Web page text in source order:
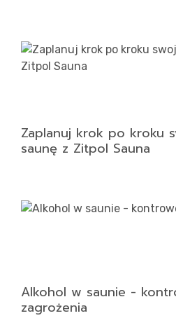
Zaplanuj krok po kroku
saunę z Zitpol Sauna
Alkohol w saunie -
zagrożenia